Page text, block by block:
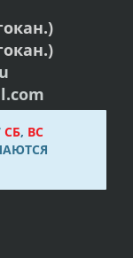
СБ, ВС